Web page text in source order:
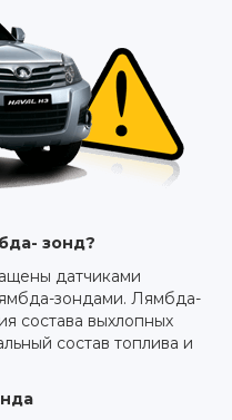
зонд?
датчиками
зондами. Лямбда-
состава выхлопных
состав топлива и